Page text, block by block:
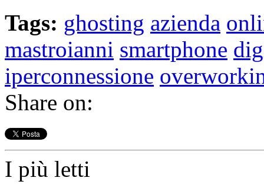
Tags: ghosting azienda
mastroianni smartphone
iperconnessione
Share on:
I più letti